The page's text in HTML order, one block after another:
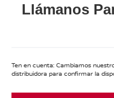
Llámanos
Ten en cuenta: Cambiamos
distribuidora para confirmar la